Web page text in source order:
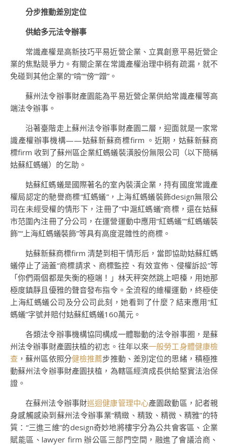
分步推動差別定位
供給多元法令辦事
常識產權是高新技巧平易近營企業、立異創意平易近營企
業的焦點競爭力。有關企業在常識產權治理中稍有疏漏，就不
免碰到其他企業的“啃”“傍”“蹭”。
蘇州法令辦事財產園能為平易近營企業供給常識產權等高
端法令辦事。
沿著臺階走上蘇州法令辦事財產園二層，迎面就是一家常
識產權辦事機構——姑蘇新蘇商標firm 。近期，姑蘇新蘇商
標firm 收到了蘇州區企業紅螞蟻裝潢股份無限公司（以下簡稱
姑蘇紅螞蟻）的乞助。
姑蘇紅螞蟻是國際著名的室內裝潢企業，持有國度常識產
權局認定的馳譽商標“紅螞蟻”，上海紅螞蟻裝飾design無限公
司在未經受權的情形下，注冊了“中滬紅螞蟻”商標，還在姑蘇
市范圍內注冊了分公司，在運營運動中應用“紅螞蟻”“紅螞蟻裝
飾”“上海紅螞蟻裝飾”等具有高度混雜性的商標。
姑蘇新蘇商標firm 清楚到相干情形后，當即協助姑蘇紅螞
蟻停止了涵蓋“商標請求、商標監控、有效宣佈、侵權訴訟”等
「你們兩個都是失衡的極端！」林天秤突然跳上吧檯，用她那
極度鎮靜且優雅的聲音發布指令。全流程的維權運動，終極使
上海紅螞蟻公司及分公司此刻，她看到了什麼？結束應用“紅
螞蟻”字號并賠付姑蘇紅螞蟻160萬元。
各類法令辦事機構協同構成一體聯動的法令辦事圈，是蘇
州法令辦事財產園扶植的初志。往年以來一般勞工身體健康檢
查 ，蘇州區依照分健檢推薦步推動、差別定位的思緒，積極推
動蘇州法令辦事財產園扶植，為轄區經濟成長供給堅實法治保
證。
在蘇州法令辦事財巡迴健康管理中心產園啟動區，記者親
身感觸感染到蘇州法令辦事業“精緻、精致、精微、精雅”的特
質：“三進三維”的design奇妙地將樓宇分為公共會客區、企業
賦能區、lawyer firm 辦公區三部門空間，融進了會議洽商、